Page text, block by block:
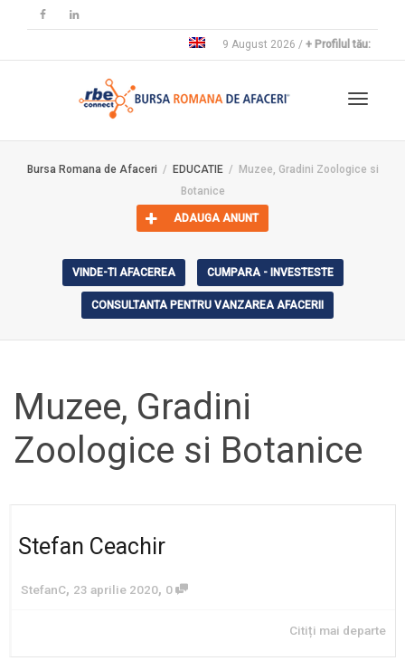
9 August 2026 / + Profilul tău:
Bursa Romana de Afaceri EDUCATIE
Muzee, Gradini Zoologice si
Botanice
ADAUGA ANUNT
VINDE-TI AFACEREA CUMPARA - INVESTESTE
CONSULTANTA PENTRU VANZAREA AFACERII
Muzee, Gradini
Zoologice si Botanice
Stefan Ceachir
StefanC, 23 aprilie 2020, 0
Citiți mai departe